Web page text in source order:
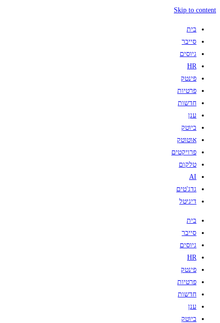
Skip to content
בית
סייבר
גיוסים
HR
פינטק
פרטיות
חדשות
ענן
ביוטק
אוטוטק
פרויקטים
טלקום
AI
גדג'טים
דיגיטל
בית
סייבר
גיוסים
HR
פינטק
פרטיות
חדשות
ענן
ביוטק